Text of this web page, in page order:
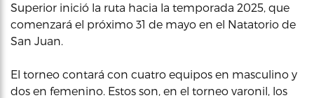
Superior inició la ruta hacia la temporada 2025, que
comenzará el próximo 31 de mayo en el Natatorio de
San Juan.
El torneo contará con cuatro equipos en masculino y
dos en femenino. Estos son, en el torneo varonil, los